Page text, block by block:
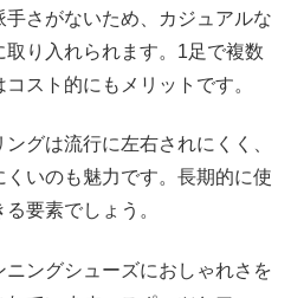
さがないため、カジュアルな
り入れられます。1足で複数
スト的にもメリットです。
グは流行に左右されにくく、
いのも魅力です。長期的に使
要素でしょう。
ングシューズにおしゃれさを